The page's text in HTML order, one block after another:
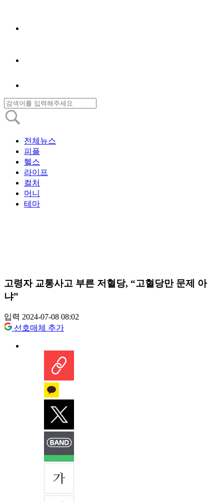
전체뉴스
피플
헬스
라이프
컬처
머니
테마
고령자 교통사고 부른 저혈당, “고혈당만 문제 아
냐”
입력 2024-07-08 08:02
선호매체 추가